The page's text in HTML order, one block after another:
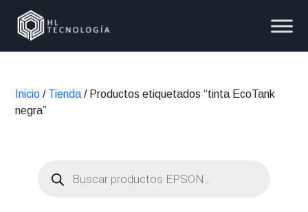
Inicio / Tienda / Productos etiquetados “tinta EcoTank
negra”
productos